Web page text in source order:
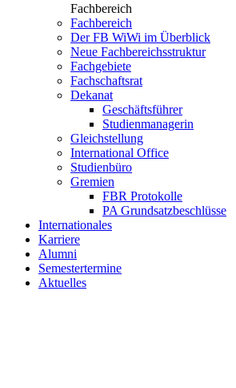
Fachbereich
Fachbereich
Der FB WiWi im Überblick
Neue Fachbereichsstruktur
Fachgebiete
Fachschaftsrat
Dekanat
Geschäftsführer
Studienmanagerin
Gleichstellung
International Office
Studienbüro
Gremien
FBR Protokolle
PA Grundsatzbeschlüsse
Internationales
Karriere
Alumni
Semestertermine
Aktuelles